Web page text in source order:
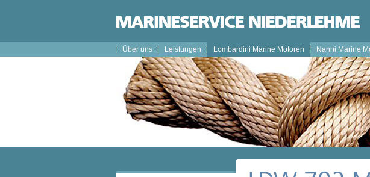
Über uns Leistungen Lombardini Marine Motoren Nanni Marine